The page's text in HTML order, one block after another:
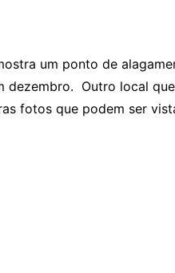
um ponto de
dezembro. Outro local
fotos que podem ser